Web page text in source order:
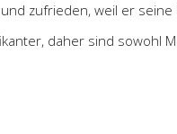
zufrieden, weil er
daher sind sowohl